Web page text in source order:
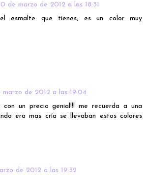
de marzo de 2012 a las 18:31
esmalte que tienes, es un color muy
marzo de 2012 a las 19:04
un precio genial!!! me recuerda a una
era mas cría se llevaban estos colores
de 2012 a las 19:32